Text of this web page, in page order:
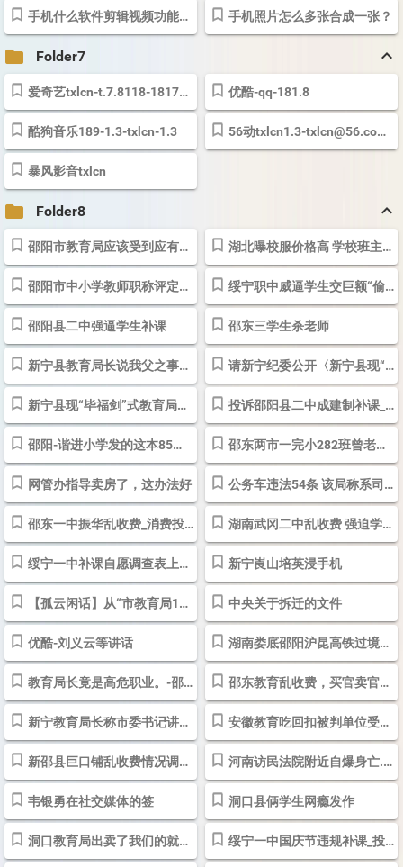
手机什么软件剪辑视频功能像PR一样完善，没有水印，高清MP4，还免费的？ 手机照片怎么多张合成一张？
folder Folder7 keyboard_arrow_up
爱奇艺txlcn-t.7.8118-18173930.8手机/ sysedu@21cn.com-t.7.18
优酷-qq-181.8
酷狗音乐189-1.3-txlcn-1.3 56动txlcn1.3-txlcn@56.com181..8-whm12344
暴风影音txlcn
folder Folder8 keyboard_arrow_up
邵阳市教育局应该受到应有的质疑_投诉举报_投诉直通车_华声在线 湖北曝校服价格高 学校班主任层层吃“回扣”-中青在线
邵阳市中小学教师职称评定收费标准不符合相关标准_咨询求助_投诉直通... 绥宁职中威逼学生交巨额“偷水”罚款
邵阳县二中强逼学生补课 邵东三学生杀老师
新宁县教育局长说我父之事列为信访积案就好解决-邵阳 请新宁纪委公开〈新宁县现“毕福剑”式教育局长说市委书记的讲话是“...
新宁县现“毕福剑”式教育局长说市委书记的讲话是“打狗屁”-邵阳 投诉邵阳县二中成建制补课_投诉举报_投诉直通车_华声在线
邵阳-谐进小学发的这本85元的教辅是否为盗版 邵东两市一完小282班曾老师收费补课
网管办指导卖房了，这办法好 公务车违法54条 该局称系司机个人行为_大湘网_腾讯网
邵东一中振华乱收费_消费投诉_投诉直通车_华声在线 湖南武冈二中乱收费 强迫学生订购杂志_投诉举报_投诉直通车_华声在线
绥宁一中补课自愿调查表上未签字的学生被叫去谈话_投诉举报_投诉直通... 新宁崀山培英浸手机
【孤云闲话】从“市教育局17名副处以上干部操纵分房”看肖局长的无效-... 中央关于拆迁的文件
优酷-刘义云等讲话 湖南娄底邵阳沪昆高铁过境之争引发民间角力_新闻中心_新浪网
教育局长竟是高危职业。-邵阳 邵东教育乱收费，买官卖官何时了_投诉举报_投诉直通车_华声在线
新宁教育局长称市委书记讲话是“狗屁” 安徽教育吃回扣被判单位受贿 属“国内罕见”_社会_新民网
新邵县巨口铺乱收费情况调查-邵阳 河南访民法院附近自爆身亡.图 - 新浪移动
韦银勇在社交媒体的签 洞口县俩学生网瘾发作
洞口教育局出卖了我们的就业分配指标 绥宁一中国庆节违规补课_投诉举报_投诉直通车_华声在线